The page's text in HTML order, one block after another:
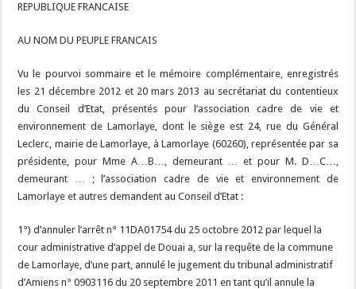
REPUBLIQUE FRANCAISE
AU NOM DU PEUPLE FRANCAIS
Vu le pourvoi sommaire et le mémoire complémentaire, enregistrés
les 21 décembre 2012 et 20 mars 2013 au secrétariat du contentieux
du Conseil d’Etat, présentés pour l’association cadre de vie et
environnement de Lamorlaye, dont le siège est 24, rue du Général
Leclerc, mairie de Lamorlaye, à Lamorlaye (60260), représentée par sa
présidente, pour Mme A…B…, demeurant … et pour M. D…C…,
demeurant … ; l’association cadre de vie et environnement de
Lamorlaye et autres demandent au Conseil d’Etat :
1°) d’annuler l’arrêt n° 11DA01754 du 25 octobre 2012 par lequel la
cour administrative d’appel de Douai a, sur la requête de la commune
de Lamorlaye, d’une part, annulé le jugement du tribunal administratif
d’Amiens n° 0903116 du 20 septembre 2011 en tant qu’il annule la